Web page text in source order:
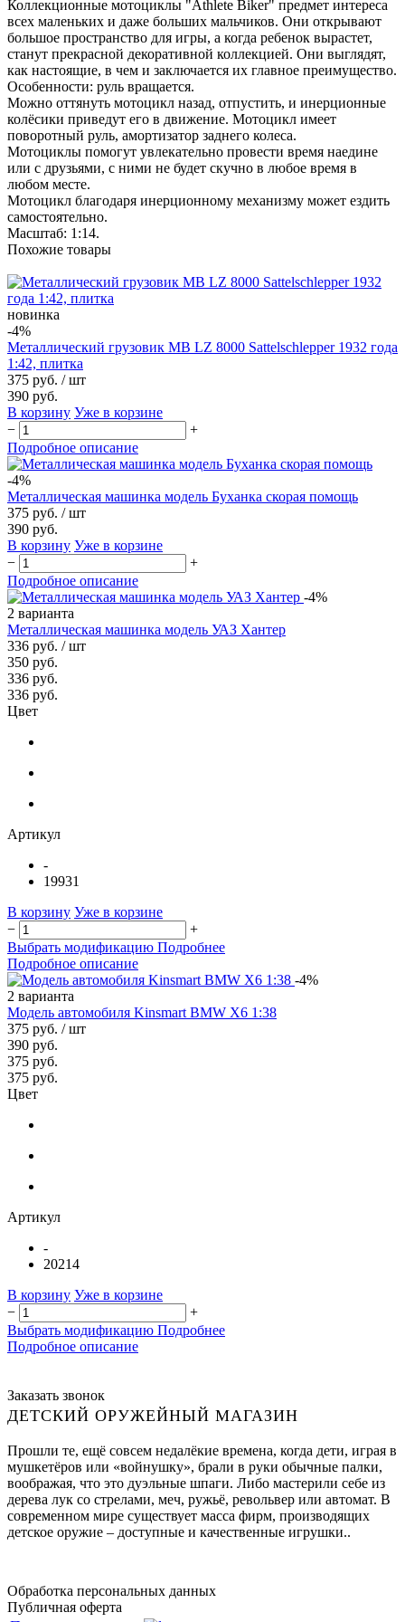
Коллекционные мотоциклы "Athlete Biker" предмет интереса
всех маленьких и даже больших мальчиков. Они открывают
большое пространство для игры, а когда ребенок вырастет,
станут прекрасной декоративной коллекцией. Они выглядят,
как настоящие, в чем и заключается их главное преимущество.
Особенности: руль вращается.
Можно оттянуть мотоцикл назад, отпустить, и инерционные
колёсики приведут его в движение. Мотоцикл имеет
поворотный руль, амортизатор заднего колеса.
Мотоциклы помогут увлекательно провести время наедине
или с друзьями, с ними не будет скучно в любое время в
любом месте.
Мотоцикл благодаря инерционному механизму может ездить
самостоятельно.
Масштаб: 1:14.
Похожие товары
новинка
-4%
Металлический грузовик MB LZ 8000 Sattelschlepper 1932 года
1:42, плитка
375 руб. / шт
390 руб.
В корзину Уже в корзине
−
+
Подробное описание
-4%
Металлическая машинка модель Буханка скорая помощь
375 руб. / шт
390 руб.
В корзину Уже в корзине
−
+
Подробное описание
-4%
2 варианта
Металлическая машинка модель УАЗ Хантер
336 руб. / шт
350 руб.
336 руб.
336 руб.
Цвет
Артикул
-
19931
В корзину Уже в корзине
−
+
Выбрать модификацию Подробнее
Подробное описание
-4%
2 варианта
Модель автомобиля Kinsmart BMW X6 1:38
375 руб. / шт
390 руб.
375 руб.
375 руб.
Цвет
Артикул
-
20214
В корзину Уже в корзине
−
+
Выбрать модификацию Подробнее
Подробное описание
Заказать звонок
ДЕТСКИЙ ОРУЖЕЙНЫЙ МАГАЗИН
Прошли те, ещё совсем недалёкие времена, когда дети, играя в
мушкетёров или «войнушку», брали в руки обычные палки,
воображая, что это дуэльные шпаги. Либо мастерили себе из
дерева лук со стрелами, меч, ружьё, револьвер или автомат. В
современном мире существует масса фирм, производящих
детское оружие – доступные и качественные игрушки..
Обработка персональных данных
Публичная оферта